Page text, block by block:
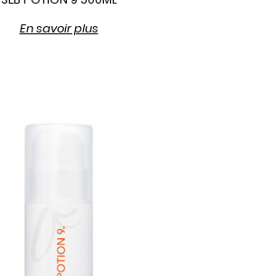
En savoir plus